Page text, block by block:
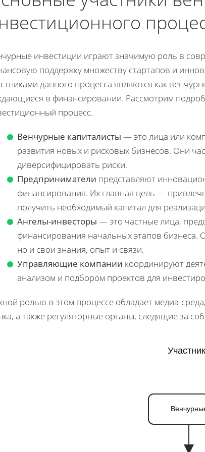
инвестиции играют значимую роль в
поддержку множеству стартапов и
данного процесса являются как
в финансировании. Рассмотрим
процесс.
Венчурные капиталисты — это лица или
развития новых и рисковых бизнесов. Они
диверсифицировать риски.
Предприниматели представляют
финансирования. Их главная цель —
получить необходимый капитал для
Ангелы-инвесторы — это частные лица,
финансирования начальных этапов бизнеса.
но и свои знания, опыт и связи.
Управляющие компании координируют
анализом и подбором проектов для
ролью в этом процессе обладает медиа-
а также регуляторные органы, следящие за